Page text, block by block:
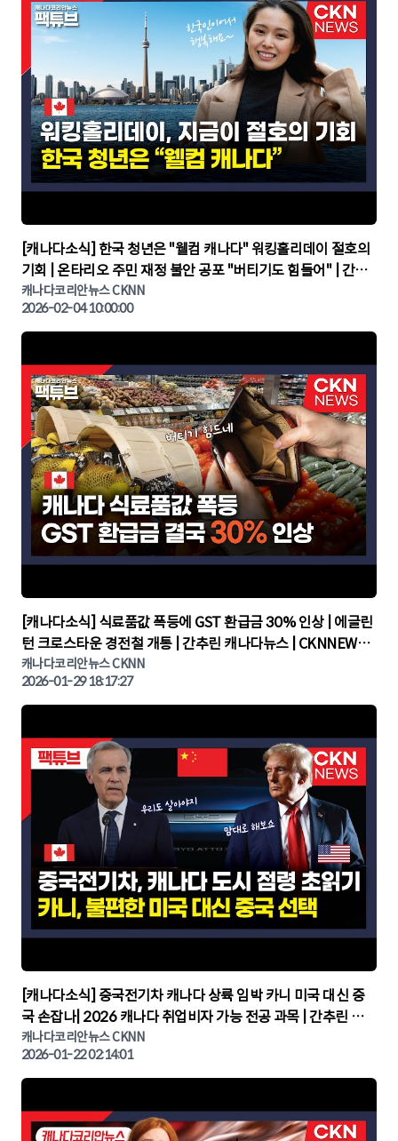
▶
[캐나다소식] 한국 청년은 "웰컴 캐나다" 워킹홀리데이 절호의
기회 | 온타리오 주민 재정 불안 공포 "버티기도 힘들어" | 간추
린 캐나다뉴스 | CKNNEWS, 캐나다코리안뉴스
캐나다코리안뉴스 CKNN
2026-02-04 10:00:00
▶
[캐나다소식] 식료품값 폭등에 GST 환급금 30% 인상 | 에글린
턴 크로스타운 경전철 개통 | 간추린 캐나다뉴스 | CKNNEWS,
캐나다코리안뉴스
캐나다코리안뉴스 CKNN
2026-01-29 18:17:27
▶
[캐나다소식] 중국전기차 캐나다 상륙 임박 카니 미국 대신 중
국 손잡나| 2026 캐나다 취업비자 가능 전공 과목 | 간추린 캐
나다뉴스 | CKNNEWS, 캐나다코리안뉴스
캐나다코리안뉴스 CKNN
2026-01-22 02:14:01